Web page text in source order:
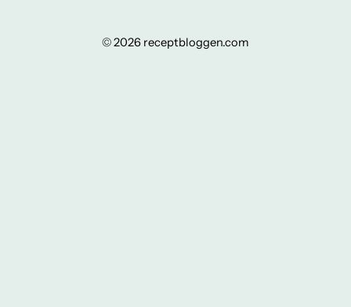
© 2026 receptbloggen.com